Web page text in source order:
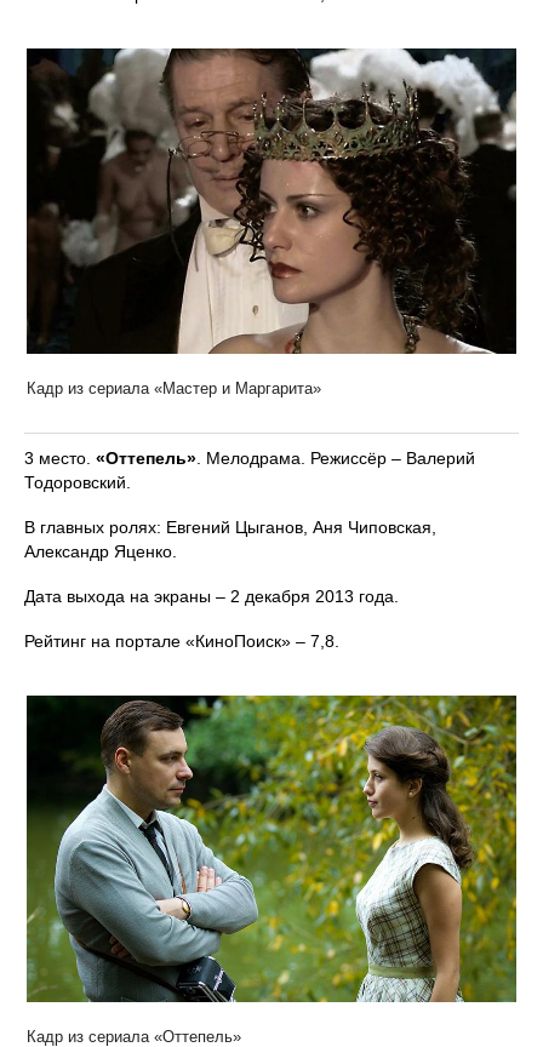
Кадр из сериала «Мастер и Маргарита»
3 место. «Оттепель» . Мелодрама. Режиссёр – Валерий
Тодоровский.
В главных ролях: Евгений Цыганов, Аня Чиповская,
Александр Яценко.
Дата выхода на экраны – 2 декабря 2013 года.
Рейтинг на портале «КиноПоиск» – 7,8.
Кадр из сериала «Оттепель»